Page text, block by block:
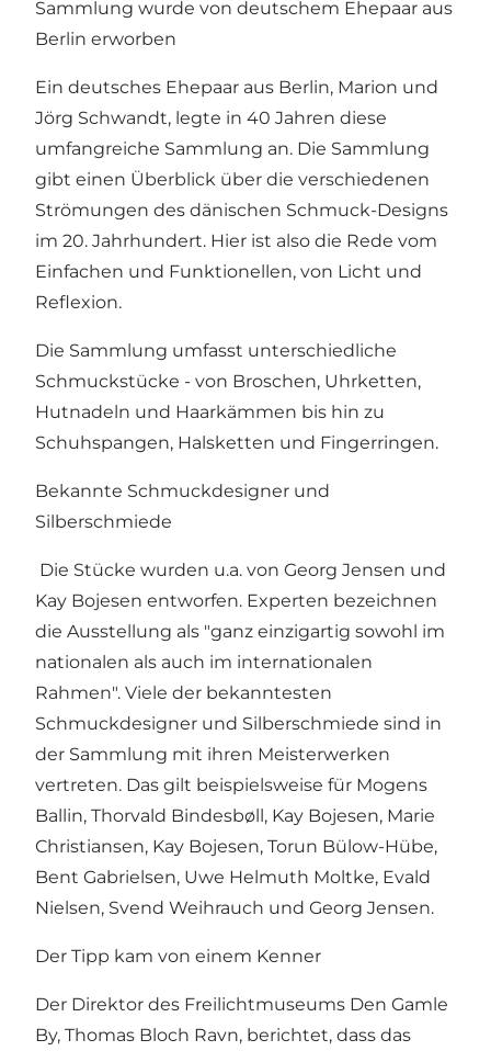
Sammlung wurde von deutschem Ehepaar aus
Berlin erworben
Ein deutsches Ehepaar aus Berlin, Marion und
Jörg Schwandt, legte in 40 Jahren diese
umfangreiche Sammlung an. Die Sammlung
gibt einen Überblick über die verschiedenen
Strömungen des dänischen Schmuck-Designs
im 20. Jahrhundert. Hier ist also die Rede vom
Einfachen und Funktionellen, von Licht und
Reflexion.
Die Sammlung umfasst unterschiedliche
Schmuckstücke - von Broschen, Uhrketten,
Hutnadeln und Haarkämmen bis hin zu
Schuhspangen, Halsketten und Fingerringen.
Bekannte Schmuckdesigner und
Silberschmiede
Die Stücke wurden u.a. von Georg Jensen und
Kay Bojesen entworfen. Experten bezeichnen
die Ausstellung als "ganz einzigartig sowohl im
nationalen als auch im internationalen
Rahmen". Viele der bekanntesten
Schmuckdesigner und Silberschmiede sind in
der Sammlung mit ihren Meisterwerken
vertreten. Das gilt beispielsweise für Mogens
Ballin, Thorvald Bindesbøll, Kay Bojesen, Marie
Christiansen, Kay Bojesen, Torun Bülow-Hübe,
Bent Gabrielsen, Uwe Helmuth Moltke, Evald
Nielsen, Svend Weihrauch und Georg Jensen.
Der Tipp kam von einem Kenner
Der Direktor des Freilichtmuseums Den Gamle
By, Thomas Bloch Ravn, berichtet, dass das